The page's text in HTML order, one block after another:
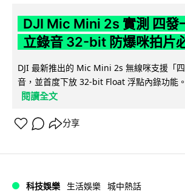
DJI Mic Mini 2s 實測 四發
立錄音 32-bit 防爆咪拍片
DJI 最新推出的 Mic Mini 2s 無線咪支援「
音，並首度下放 32-bit Float 浮點內錄功能
閱讀全文
分享
科技娛樂 生活娛樂 城中熱話